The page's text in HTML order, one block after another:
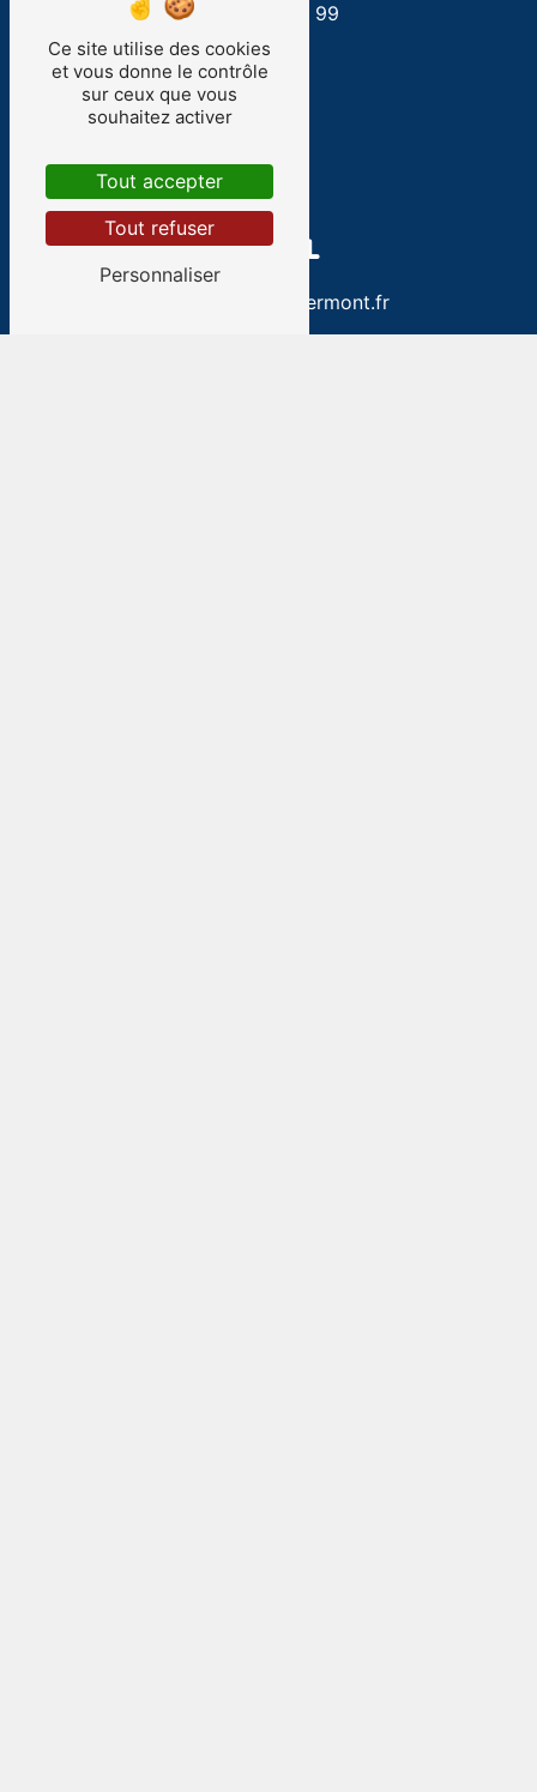
04 73 74 99 99
E-MAIL
xavier.bely@apiclermont.fr
Ce site utilise des cookies
et vous donne le contrôle
sur ceux que vous
souhaitez activer
Tout accepter
Tout refuser
Personnaliser